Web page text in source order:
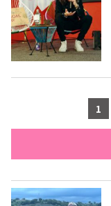
1